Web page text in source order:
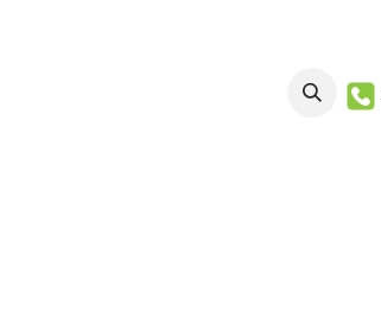
Contact us